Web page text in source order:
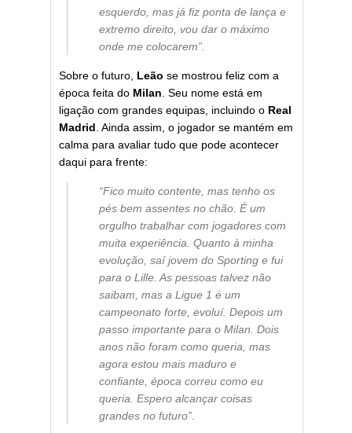
esquerdo, mas já fiz ponta de lança e
extremo direito, vou dar o máximo
onde me colocarem”.
Sobre o futuro, Leão se mostrou feliz com a
época feita do Milan . Seu nome está em
ligação com grandes equipas, incluindo o Real
Madrid . Ainda assim, o jogador se mantém em
calma para avaliar tudo que pode acontecer
daqui para frente:
“Fico muito contente, mas tenho os
pés bem assentes no chão. É um
orgulho trabalhar com jogadores com
muita experiência. Quanto à minha
evolução, saí jovem do Sporting e fui
para o Lille. As pessoas talvez não
saibam, mas a Ligue 1 é um
campeonato forte, evoluí. Depois um
passo importante para o Milan. Dois
anos não foram como queria, mas
agora estou mais maduro e
confiante, época correu como eu
queria. Espero alcançar coisas
grandes no futuro”.